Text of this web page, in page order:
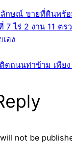
กษณ์ ขายที่ดินพร้
7 ไร่ 2 งาน 11 ตร
อง
ดถนนท่าข้าม เพีย
not be